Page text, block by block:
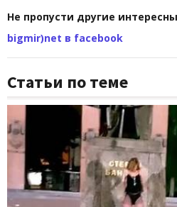
Не пропусти другие
bigmir)net в facebook
Статьи по теме